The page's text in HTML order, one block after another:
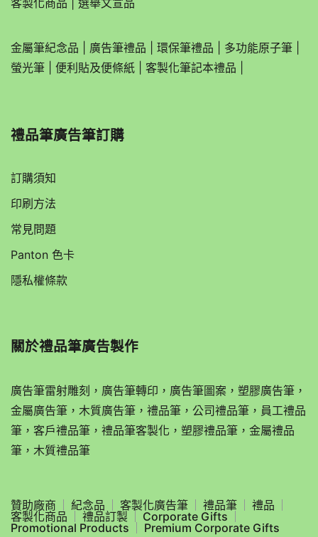
客製化商品
選舉文宣品
金屬筆紀念品 廣告筆禮品 環保筆禮品 多功能原子筆
螢光筆
便利貼及便條紙 客製化筆記本禮品
禮品筆廣告筆訂購
訂購須知
印刷方法
常見問題
Panton 色卡
隱私權條款
關於禮品筆廣告製作
廣告筆雷射雕刻，廣告筆轉印，廣告筆圖案，塑膠廣告筆，
金屬廣告筆，木質廣告筆，禮品筆，公司禮品筆，員工禮品
筆，客戶禮品筆，禮品筆客製化，塑膠禮品筆，金屬禮品
筆，木質禮品筆
贊助廠商 紀念品 客製化廣告筆 禮品筆
禮品
客製化商品
禮品訂製
Corporate Gifts
Promotional Products
Premium Corporate Gifts